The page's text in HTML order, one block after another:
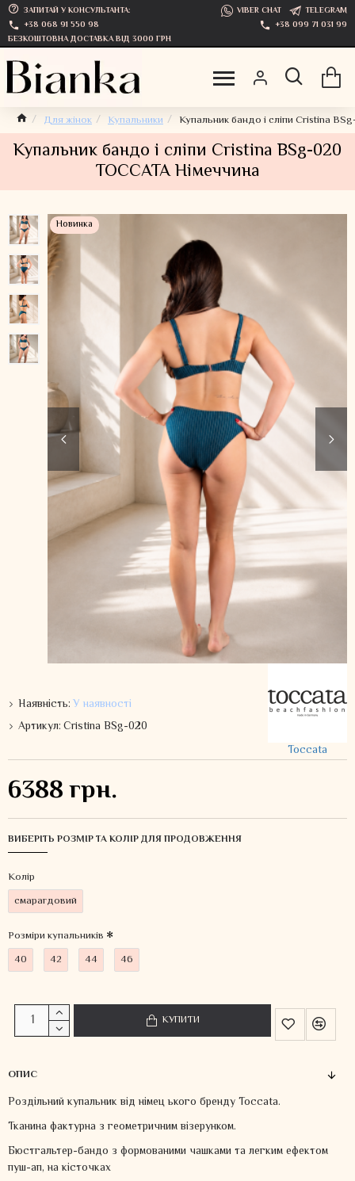
ЗАПИТАЙ У КОНСУЛЬТАНТА: VIBER CHAT
TELEGRAM
+38 068 91 550 98
+38 099 71 031 99
БЕЗКОШТОВНА ДОСТАВКА ВІД 3000 ГРН
Для жінок Купальники Купальник бандо і сліпи Cristina
Купальник бандо і сліпи Cristina BSg-020
TOCCATA Німеччина
Новинка
Наявність:У наявності
Артикул:Cristina BSg-020
Toccata
6388 грн.
ВИБЕРІТЬ РОЗМІР ТА КОЛІР ДЛЯ ПРОДОВЖЕННЯ
Колiр
смарагдовий
Розміри купальників
40
42 44 46
КУПИТИ
ОПИС
Роздільний купальник від німец ького бренду Toccata.
Тканина фактурна з геометричним візерунком.
Бюстгальтер-бандо з формованими чашками та легким ефектом
пуш-ап, на кісточках